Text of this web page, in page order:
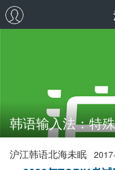
韩语输入法：特
沪江韩语北海未眠